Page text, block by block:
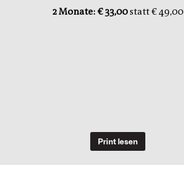
2 Monate: € 33,00statt € 49,00
Print lesen